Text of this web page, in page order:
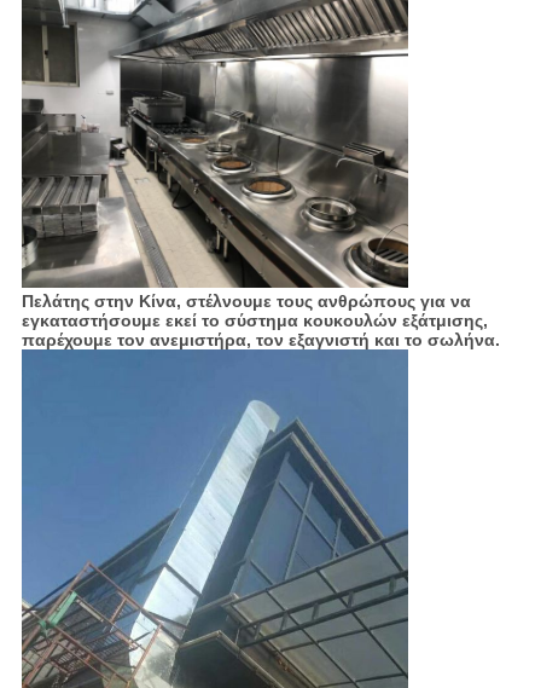
Πελάτης στην Κίνα, στέλνουμε τους ανθρώπους για να
εγκαταστήσουμε εκεί το σύστημα κουκουλών εξάτμισης,
παρέχουμε τον ανεμιστήρα, τον εξαγνιστή και το σωλήνα.